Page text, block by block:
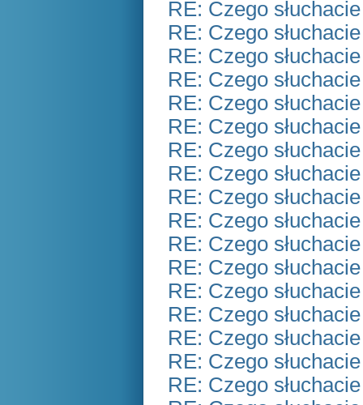
RE: Czego
RE: Czego
RE: Czego
RE: Czego
RE: Czego
RE: Czego
RE: Czego
RE: Czego
RE: Czego
RE: Czego
RE: Czego
RE: Czego
RE: Czego
RE: Czego
RE: Czego
RE: Czego
RE: Czego